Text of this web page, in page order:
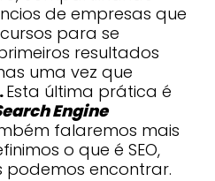
de empresas que
para se
resultados
uma vez que
Esta última prática é
Engine
falaremos mais
o que é SEO,
podemos encontrar.